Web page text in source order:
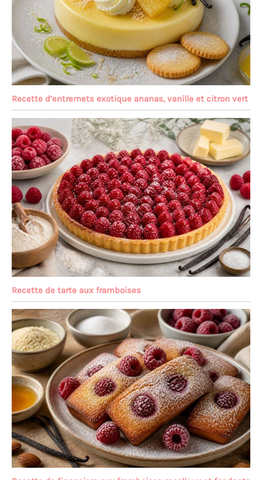
Recette d’entremets exotique ananas, vanille et citron vert
Recette de tarte aux framboises